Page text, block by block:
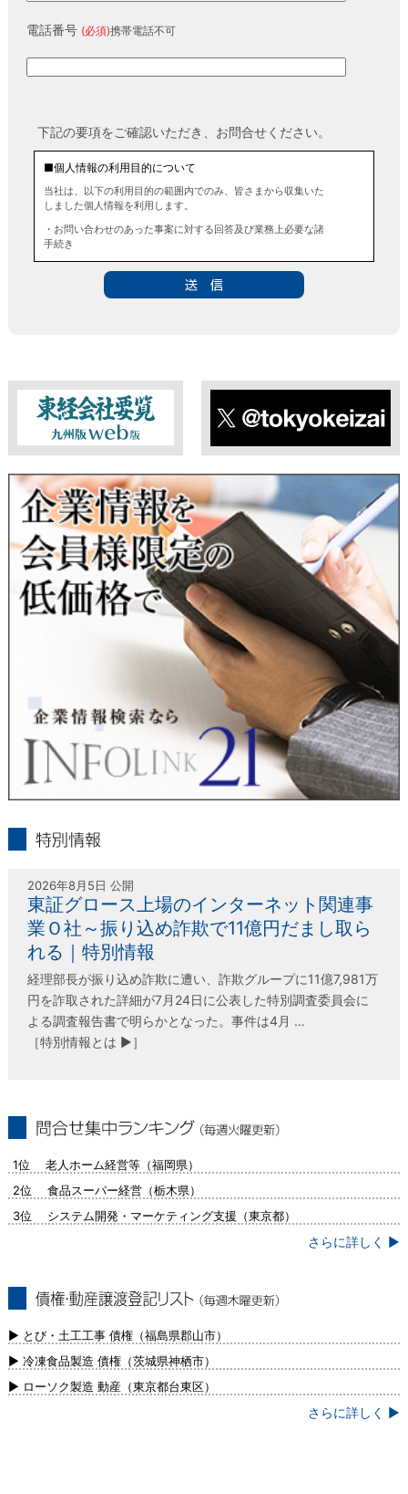
電話番号 (必須)携帯電話不可
下記の要項をご確認いただき、お問合せください。
■個人情報の利用目的について
当社は、以下の利用目的の範囲内でのみ、皆さまから収集いた
しました個人情報を利用します。
・お問い合わせのあった事案に対する回答及び業務上必要な諸
手続き
■個人情報の第三者提供について
■ 個人情報提供の任意性及び留意点
個人情報のご提供は任意ですが、必要な個人情報をご提供いた
だけなかった場合は、上記利用目的を達成できない場合があり
ますのでご了承ください。
当社は、本人が自己の個人情報について、通知・開示・訂正・
追加・削除・利用停止・提供停止の希望がございましたら、本
人または代理人の請求応じて、個人データの通知・開示・訂
正・追加・削除・利用停止・提供停止の請求に応じます。
受付方法は、本人確認資料（運転免許証、パスポート何れかの
コピー）、「個人情報取扱申請書」「委任状」（代理人による
申請の場合のみ必要となります）を当社宛にお送り下さい。
＜個人情報保護に関するお問合せ・相談窓口＞
〒802-0004 北九州市小倉北区鍛冶町2丁目5-11（第一東経ビ
フリーダイヤル 0120-55-9986
受付時間 平日9：00～17：00
東経会社要覧web版 X
2026年8月5日 公開
東証グロース上場のインターネット関連事
業Ｏ社～振り込め詐欺で11億円だまし取ら
れる｜特別情報
経理部長が振り込め詐欺に遭い、詐欺グループに11億7,981万
円を詐取された詳細が7月24日に公表した特別調査委員会に
よる調査報告書で明らかとなった。事件は4月 …
［特別情報とは ▶］
1位 老人ホーム経営等（福岡県）
2位 食品スーパー経営（栃木県）
3位 システム開発・マーケティング支援（東京都）
さらに詳しく ▶
新）
▶ とび・土工工事 債権（福島県郡山市）
▶ 冷凍食品製造 債権（茨城県神栖市）
▶ ローソク製造 動産（東京都台東区）
さらに詳しく ▶